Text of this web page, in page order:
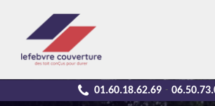
01.60.18.62.69 -